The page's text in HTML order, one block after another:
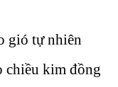
gió tự nhiên
chiều kim đồng